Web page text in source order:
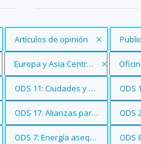
Eliminar filtro
Artículos de opinión
Eliminar filtro
Europa y Asia Central
desigualdades
Eliminar filtro
ODS 11: Ciudades y ODS
sólidas
Eliminar filtro
ODS 17: Alianzas para lograr los
ODS
Eliminar filtro
ODS 7: Energía asequible y noODS